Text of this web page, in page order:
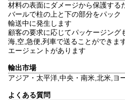
材料の表面にダメージから保護する
バールで柱の上と下の部分をパック
輸送中に発生します
顧客の要求に応じてパッケージング
海,空,急便,列車で送ることができま
エージェントがあります
輸出市場
アジア・太平洋,中央・南米,北米,ヨ
よくある質問